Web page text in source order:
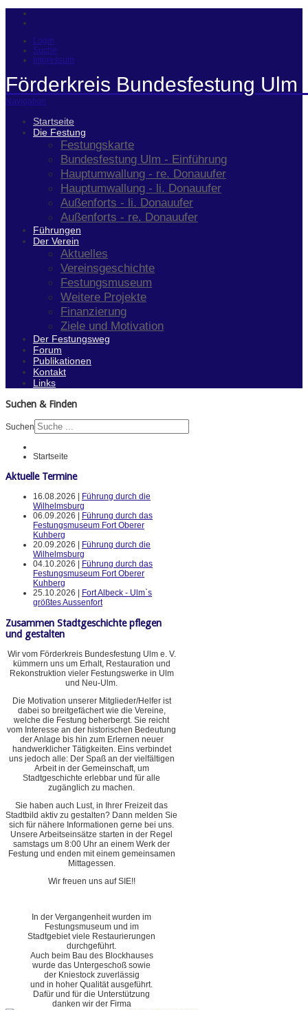
Login
Suche
Impressum
Förderkreis Bundesfestung Ulm
Navigation
Startseite
Die Festung
Festungskarte
Bundesfestung Ulm - Einführung
Hauptumwallung - re. Donauufer
Hauptumwallung - li. Donauufer
Außenforts - li. Donauufer
Außenforts - re. Donauufer
Führungen
Der Verein
Aktuelles
Vereinsgeschichte
Festungsmuseum
Weitere Projekte
Finanzierung
Ziele und Motivation
Der Festungsweg
Forum
Publikationen
Kontakt
Links
Suchen & Finden
Suchen
Startseite
Aktuelle Termine
16.08.2026 |
Führung durch die
Wilhelmsburg
06.09.2026 |
Führung durch das
Festungsmuseum Fort Oberer
Kuhberg
20.09.2026 |
Führung durch die
Wilhelmsburg
04.10.2026 |
Führung durch das
Festungsmuseum Fort Oberer
Kuhberg
25.10.2026 |
Fort Albeck - Ulm`s
größtes Aussenfort
Zusammen Stadtgeschichte pflegen
und gestalten
Wir vom Förderkreis Bundesfestung Ulm e. V.
kümmern uns um Erhalt, Restauration und
Rekonstruktion vieler Festungswerke in Ulm
und Neu-Ulm.
Die Motivation unserer Mitglieder/Helfer ist
dabei so breitgefächert wie die Vereine,
welche die Festung beherbergt. Sie reicht
vom Interesse an der historischen Bedeutung
der Anlage bis hin zum Erlernen neuer
handwerklicher Tätigkeiten. Eins verbindet
uns jedoch alle: Der Spaß an der vielfältigen
Arbeit in der Gemeinschaft, um
Stadtgeschichte erlebbar und für alle
zugänglich zu machen.
Sie haben auch Lust, in Ihrer Freizeit das
Stadtbild aktiv zu gestalten? Dann melden Sie
sich für nähere Informationen gerne bei uns.
Unsere Arbeitseinsätze starten in der Regel
samstags um 8:00 Uhr an einem Werk der
Festung und enden mit einem gemeinsamen
Mittagessen.
Wir freuen uns auf SIE!!
In der Vergangenheit wurden im
Festungsmuseum und im
Stadtgebiet viele Restaurierungen
durchgeführt.
Auch beim Bau des Blockhauses
wurde das Untergeschoß sowie
der Kniestock zuverlässig
und in hoher Qualität ausgeführt.
Dafür und für die Unterstützung
danken wir der Firma